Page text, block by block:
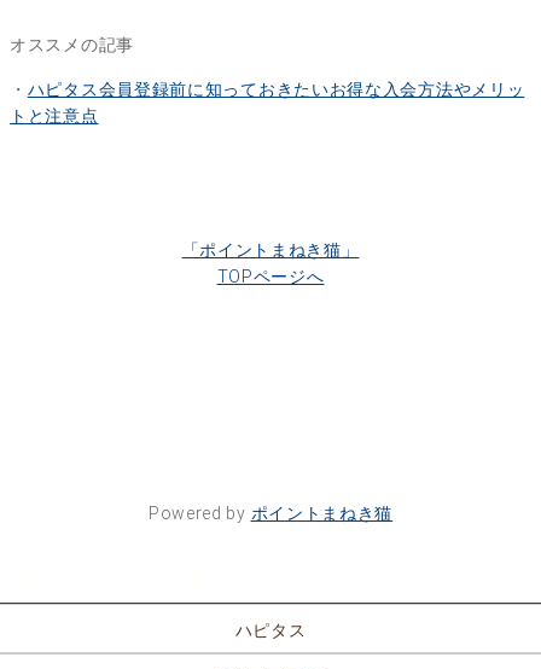
オススメの記事
・ ハピタス会員登録前に知っておきたいお得な入会方法やメリッ
トと注意点
「ポイントまねき猫」
TOPページへ
Powered by ポイントまねき猫
ハピタス